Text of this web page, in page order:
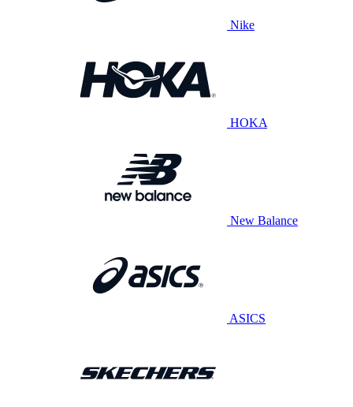
Nike
HOKA
New Balance
ASICS